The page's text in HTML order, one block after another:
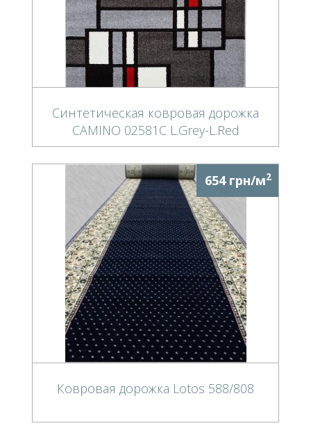
Синтетическая ковровая дорожка
CAMINO 02581C L.Grey-L.Red
654 грн/м2
Ковровая дорожка Lotos 588/808